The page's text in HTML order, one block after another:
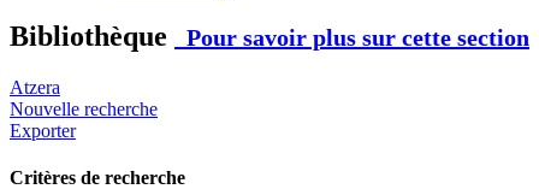
Bibliothèque Pour savoir plus sur cette section
Atzera
Nouvelle recherche
Exporter
Critères de recherche